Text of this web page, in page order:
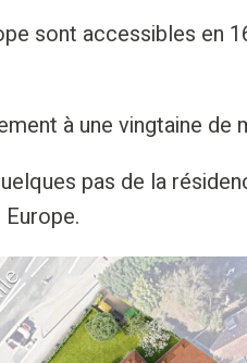
sont accessibles en
à une vingtaine de
pas de la